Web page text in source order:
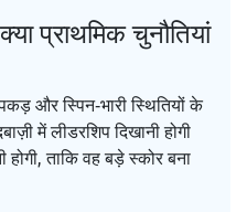
प्राथमिक चुनौतियां
और स्पिन‑भारी स्थितियों के
में लीडरशिप दिखानी होगी
ताकि वह बड़े स्कोर बना